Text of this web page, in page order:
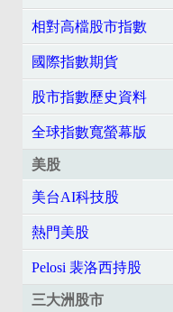
相對高檔股市指數
國際指數期貨
股市指數歷史資料
全球指數寬螢幕版
美股
美台AI科技股
熱門美股
Pelosi 裴洛西持股
三大洲股市